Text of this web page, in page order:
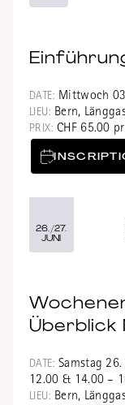
DATE: Mittwoch
LIEU: Bern,
PRIX: CHF 65.00
26./27.
JUNI
Überblick
DATE: Samstag
12.00 & 14.00 –
LIEU: Bern,